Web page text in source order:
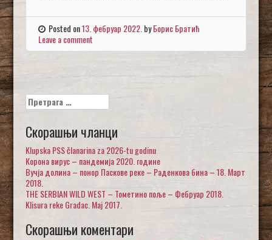
Posted on13. фебруар 2022. byБорис Братић
Leave a comment
Претрага
за:
Скорашњи чланци
Klupska PSS članarina za 2026-tu godinu
Корона вирус – пандемија 2020. године
Вучја долина – понор Паскове реке – Раденкова бина – 18. Март
2018.
THE SERBIAN WILD WEST – Тометино поље – Фебруар 2018.
Klisura reke Gradac. Maj 2017.
Скорашњи коментари